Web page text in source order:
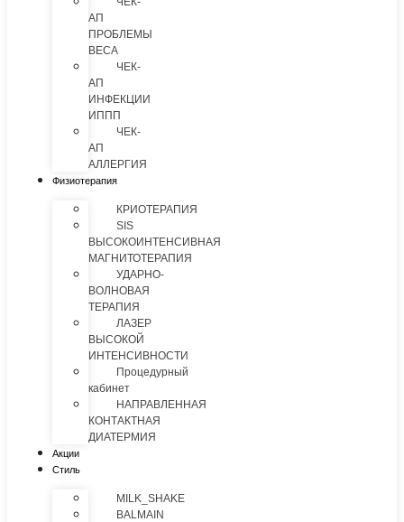
АП
ПРОБЛЕМЫ
ВЕСА
ЧЕК-
АП
ИНФЕКЦИИ
ИППП
ЧЕК-
АП
АЛЛЕРГИЯ
Физиотерапия
КРИОТЕРАПИЯ
SIS
ВЫСОКОИНТЕНСИВНАЯ
МАГНИТОТЕРАПИЯ
УДАРНО-
ВОЛНОВАЯ
ТЕРАПИЯ
ЛАЗЕР
ВЫСОКОЙ
ИНТЕНСИВНОСТИ
Процедурный
кабинет
НАПРАВЛЕННАЯ
КОНТАКТНАЯ
ДИАТЕРМИЯ
Акции
Стиль
MILK_SHAKE
BALMAIN